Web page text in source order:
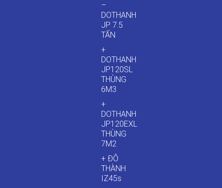
–
DOTHANH
JP 7.5
TẤN
+
DOTHANH
JP120SL
THÙNG
6M3
+
DOTHANH
JP120EXL
THÙNG
7M2
+ ĐÔ
THÀNH
IZ45s